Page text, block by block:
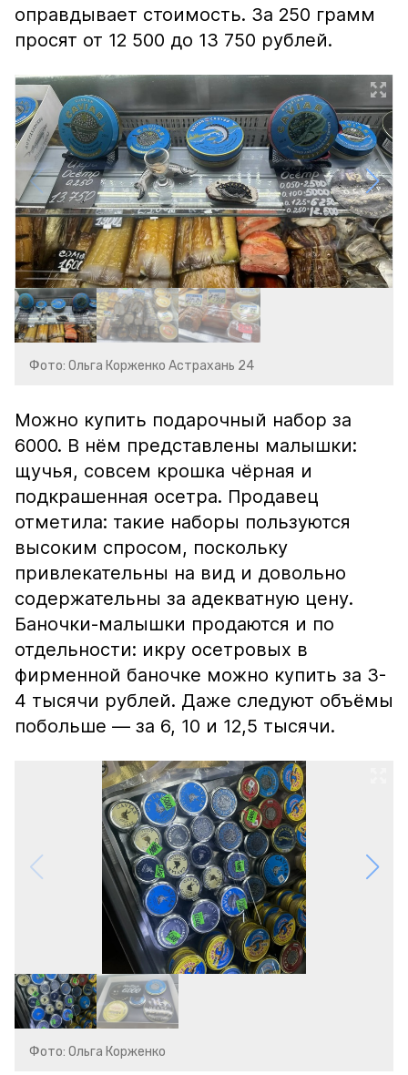
оправдывает стоимость. За 250 грамм
просят от 12 500 до 13 750 рублей.
Фото: Ольга Корженко Астрахань 24
Можно купить подарочный набор за
6000. В нём представлены малышки:
щучья, совсем крошка чёрная и
подкрашенная осетра. Продавец
отметила: такие наборы пользуются
высоким спросом, поскольку
привлекательны на вид и довольно
содержательны за адекватную цену.
Баночки-малышки продаются и по
отдельности: икру осетровых в
фирменной баночке можно купить за 3-
4 тысячи рублей. Даже следуют объёмы
побольше — за 6, 10 и 12,5 тысячи.
Фото: Ольга Корженко